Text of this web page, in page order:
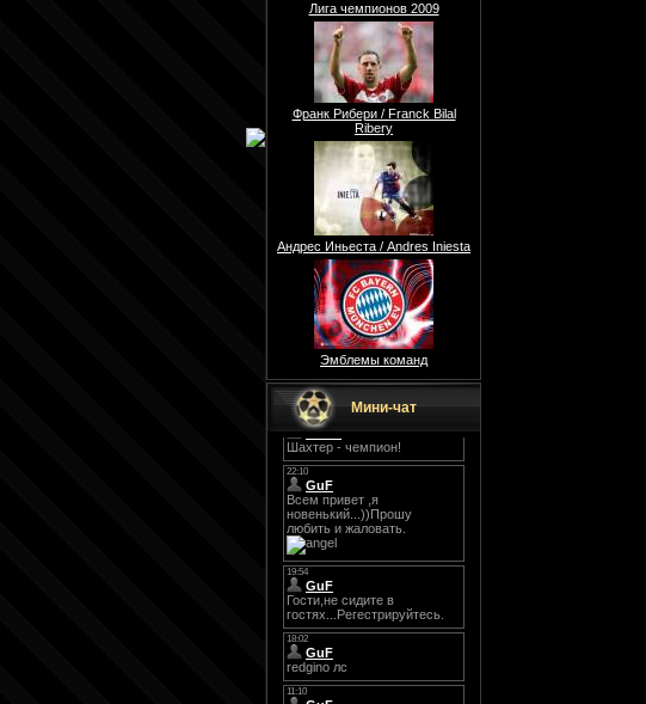
Лига чемпионов 2009
Франк Рибери / Franck Bilal
Ribery
Андрес Иньеста / Andres Iniesta
Эмблемы команд
Мини-чат